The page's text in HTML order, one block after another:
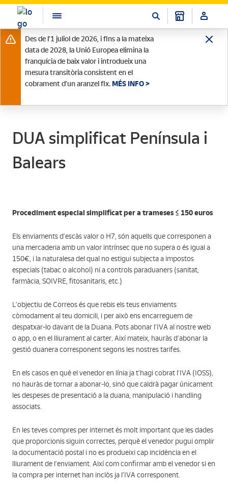
Des de l’1 juliol de 2026, i fins a la mateixa
data de 2028, la Unió Europea elimina la
franquícia de baix valor i introdueix una
mesura transitòria consistent en el
cobrament d’un aranzel fix. MÉS INFO >
DUA simplificat Península i
Balears
Procediment especial simplificat per a trameses ≤ 150 euros
Els enviaments d’escàs valor o H7, són aquells que corresponen a
una mercaderia amb un valor intrínsec que no supera o és igual a
150€, i la naturalesa del qual no estigui subjecta a impostos
especials (tabac o alcohol) ni a controls paraduaners (sanitat,
farmàcia, SOIVRE, fitosanitaris, etc.)
L’objectiu de Correos és que rebis els teus enviaments
còmodament al teu domicili, i per això ens encarreguem de
despatxar-lo davant de la Duana. Pots abonar l’IVA al nostre web
o app, o en el lliurament al carter. Així mateix, hauràs d’abonar la
gestió duanera corresponent segons les nostres tarifes.
En els casos en què el venedor en línia ja t’hagi cobrat l’IVA (IOSS),
no hauràs de tornar a abonar-lo, sinó que caldrà pagar únicament
les despeses de presentació a la duana, manipulació i handling
associats.
En les teves compres per internet és molt important que les dades
que proporcionis siguin correctes, perquè el venedor pugui omplir
la documentació postal i no es produeixi cap incidència en el
lliurament de l’enviament. Així com confirmar amb el venedor si en
la compra per internet han inclòs ja l’IVA corresponent.